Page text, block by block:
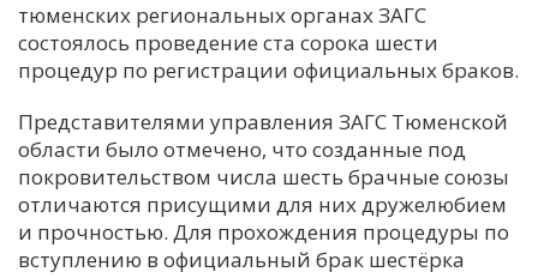
тюменских региональных органах ЗАГС
состоялось проведение ста сорока шести
процедур по регистрации официальных браков.
Представителями управления ЗАГС Тюменской
области было отмечено, что созданные под
покровительством числа шесть брачные союзы
отличаются присущими для них дружелюбием
и прочностью. Для прохождения процедуры по
вступлению в официальный брак шестёрка